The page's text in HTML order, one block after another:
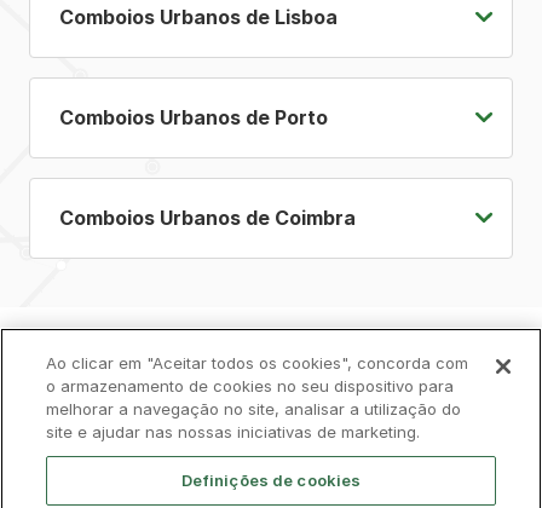
Comboios Urbanos de Lisboa
Comboios Urbanos de Porto
Comboios Urbanos de Coimbra
Política de Privacidade Livro de Reclamações
Cookies Aviso Legal Acessibilidade
Ao clicar em "Aceitar todos os cookies", concorda com
o armazenamento de cookies no seu dispositivo para
melhorar a navegação no site, analisar a utilização do
site e ajudar nas nossas iniciativas de marketing.
Definições de cookies